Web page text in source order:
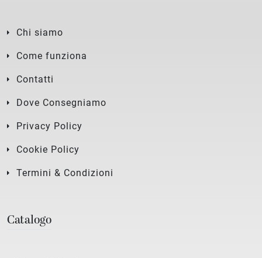
Chi siamo
Come funziona
Contatti
Dove Consegniamo
Privacy Policy
Cookie Policy
Termini & Condizioni
Catalogo